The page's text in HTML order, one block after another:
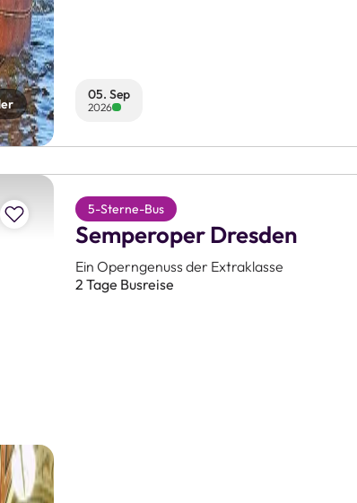
05. Sep
2026
Zur Merkliste hinzufügen
5-Sterne-Bus
2 Tage Busreise
Semperoper Dresden
Ein Operngenuss der Extraklasse